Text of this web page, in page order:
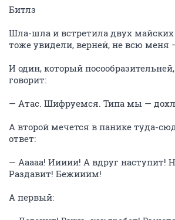
Битлз
Шла-шла и встретила двух
тоже увидели, верней, не всю меня
И один, который
говорит:
— Атас. Шифруемся. Типа мы —
А второй мечется в панике туда-
ответ:
— Ааааа! Иииии! А вдруг наступит!
Раздавит! Бежииим!
А первый: